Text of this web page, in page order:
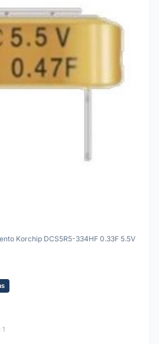
Korchip DCS5R5-334HF 0.33F 5.5V
1